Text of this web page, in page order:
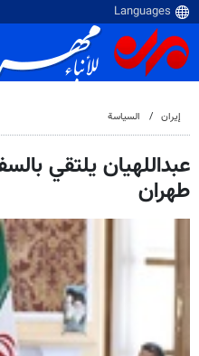
إيران السياسة
عبداللهيان يلتقي
طهران